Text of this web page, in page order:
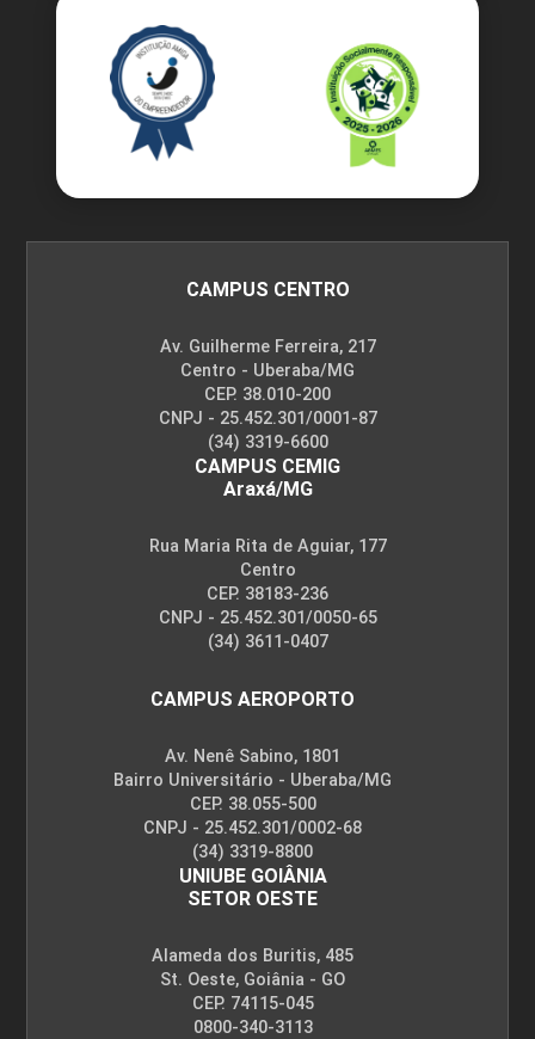
CAMPUS CENTRO
Av. Guilherme Ferreira, 217
Centro - Uberaba/MG
CEP. 38.010-200
CNPJ - 25.452.301/0001-87
(34) 3319-6600
CAMPUS CEMIG
Araxá/MG
Rua Maria Rita de Aguiar, 177
Centro
CEP. 38183-236
CNPJ - 25.452.301/0050-65
(34) 3611-0407
CAMPUS AEROPORTO
Av. Nenê Sabino, 1801
Bairro Universitário - Uberaba/MG
CEP. 38.055-500
CNPJ - 25.452.301/0002-68
(34) 3319-8800
UNIUBE GOIÂNIA
SETOR OESTE
Alameda dos Buritis, 485
St. Oeste, Goiânia - GO
CEP. 74115-045
0800-340-3113